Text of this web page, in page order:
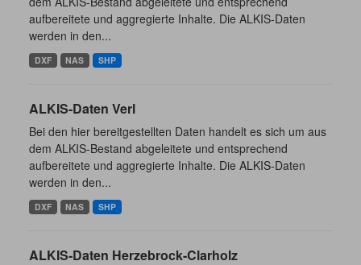
aufbereitete und aggregierte Inhalte. Die ALKIS-Daten
werden in den...
DXF NAS SHP
ALKIS-Daten Verl
Bei den hier bereitgestellten Daten handelt es sich um aus
dem ALKIS-Bestand abgeleitete und entsprechend
aufbereitete und aggregierte Inhalte. Die ALKIS-Daten
werden in den...
DXF NAS SHP
ALKIS-Daten Herzebrock-Clarholz